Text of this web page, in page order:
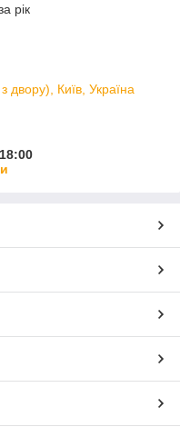
рік
двору), Київ, Україна